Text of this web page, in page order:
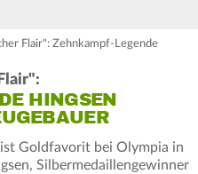
Flair": Zehnkampf-Legende
HINGSEN
Goldfavorit bei Olympia in
Silbermedaillengewinner